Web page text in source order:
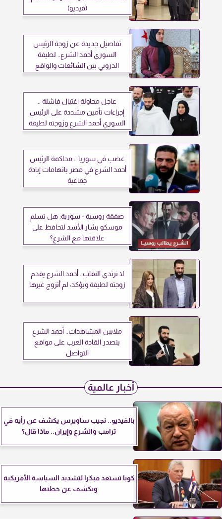
(فيديو)
تفاصيل جديدة عن زوجة الرئيس
السوري أحمد الشرع.. لطيفة
الدروبي بين الشائعات والواقع
عاجل محاولة اغتيال فاشلة ..
إجراءات تأمين مشددة على الرئيس
السوري أحمد الشرع وزوجته لطيفة
غضب في سوريا .. محاكمة الرئيس
أحمد الشرع في مصر باتهامات إبادة
جماعية
صفقة روسية - سورية: هل تسلم
موسكو بشار الأسد لتحافظ على
علاقتها مع الشرع؟
لا ترتدي النقاب.. أحمد الشرع يقدم
زوجته لطيفة ويؤكد: لم أتزوج غيرها
ملايين المشاهدات.. أحمد الشرع
يتصدر القادة العرب على مواقع
التواصل
أخبار عالمية
بالفيديو.. نجيب ساويرس يكشف عن رأيه في
ترامب والشرع وإيران.. ماذا قال؟
كوبا تستعد مبكرا لتشديد السياسة الأمريكية
وتكشف عن خطتها